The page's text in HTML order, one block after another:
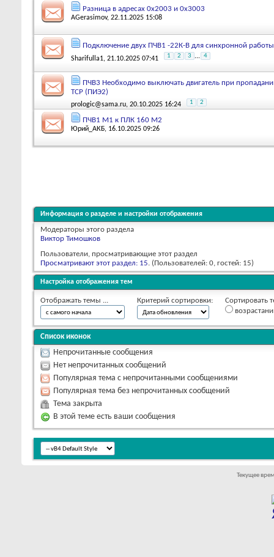
Разница в адресах 0х2003 и 0х3003
AGerasimov, 22.11.2025 15:08
Подключение двух ПЧВ1 -22К-В для синхронной работы
Sharifulla1, 21.10.2025 07:41 1 2 3 ... 4
ПЧВ3 Необходимо выключать двигатель при
TCP (ПИЭ2)
prologic@sama.ru, 20.10.2025 16:24 1 2
ПЧВ1 М1 к ПЛК 160 М2
Юрий_АКБ, 16.10.2025 09:26
Информация о разделе и настройки отображения
Модераторы этого раздела
Виктор Тимошков
Пользователи, просматривающие этот раздел
Просматривают этот раздел: 15. (Пользователей: 0, гостей: 15)
Настройка отображения тем
Отображать темы ... Критерий сортировки:
Сортировать
Список иконок
Непрочитанные сообщения
Нет непрочитанных сообщений
Популярная тема с непрочитанными сообщениями
Популярная тема без непрочитанных сообщений
Тема закрыта
В этой теме есть ваши сообщения
Текущее